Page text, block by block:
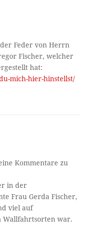
Feder von Herrn
Fischer, welcher
hat:
mich-hier-hinstellst/
Kommentare zu
in der
Frau Gerda Fischer,
viel auf
Wallfahrtsorten war.